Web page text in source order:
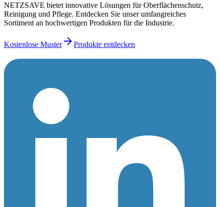
NETZSAVE bietet innovative Lösungen für Oberflächenschutz,
Reinigung und Pflege. Entdecken Sie unser umfangreiches
Sortiment an hochwertigen Produkten für die Industrie.
Kostenlose Muster Produkte entdecken